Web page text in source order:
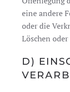
eine andere
oder die
Löschen
D)